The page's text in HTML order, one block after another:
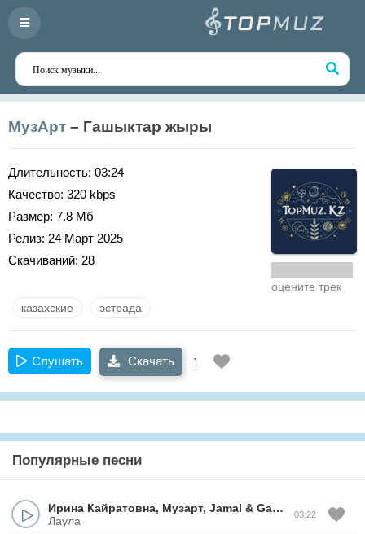
МузАрт – Гашыктар жыры
Длительность: 03:24
Качество: 320 kbps
Размер: 7.8 Мб
Релиз: 24 Март 2025
Скачиваний: 28
оцените трек
казахские эстрада
Слушать Скачать 1
Популярные песни
Ирина Кайратовна, Музарт, Jamal & Ganja
Лаула
03:22